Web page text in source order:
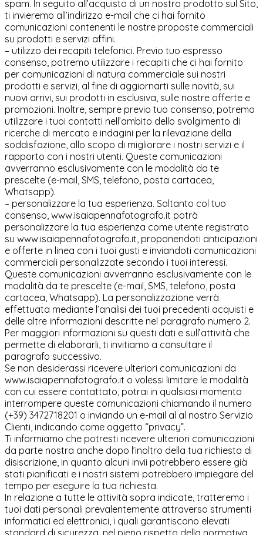
spam. In seguito all’acquisto di un nostro prodotto sul Sito,
ti invieremo all’indirizzo e-mail che ci hai fornito
comunicazioni contenenti le nostre proposte commerciali
su prodotti e servizi affini.
– utilizzo dei recapiti telefonici. Previo tuo espresso
consenso, potremo utilizzare i recapiti che ci hai fornito
per comunicazioni di natura commerciale sui nostri
prodotti e servizi, al fine di aggiornarti sulle novità, sui
nuovi arrivi, sui prodotti in esclusiva, sulle nostre offerte e
promozioni. Inoltre, sempre previo tuo consenso, potremo
utilizzare i tuoi contatti nell’ambito dello svolgimento di
ricerche di mercato e indagini per la rilevazione della
soddisfazione, allo scopo di migliorare i nostri servizi e il
rapporto con i nostri utenti. Queste comunicazioni
avverranno esclusivamente con le modalità da te
prescelte (e-mail, SMS, telefono, posta cartacea,
Whatsapp).
– personalizzare la tua esperienza. Soltanto col tuo
consenso, www.isaiapennafotografo.it potrà
personalizzare la tua esperienza come utente registrato
su www.isaiapennafotografo.it, proponendoti anticipazioni
e offerte in linea con i tuoi gusti e inviandoti comunicazioni
commerciali personalizzate secondo i tuoi interessi.
Queste comunicazioni avverranno esclusivamente con le
modalità da te prescelte (e-mail, SMS, telefono, posta
cartacea, Whatsapp). La personalizzazione verrà
effettuata mediante l’analisi dei tuoi precedenti acquisti e
delle altre informazioni descritte nel paragrafo numero 2.
Per maggiori informazioni su questi dati e sull’attività che
permette di elaborarli, ti invitiamo a consultare il
paragrafo successivo.
Se non desiderassi ricevere ulteriori comunicazioni da
www.isaiapennafotografo.it o volessi limitare le modalità
con cui essere contattato, potrai in qualsiasi momento
interrompere queste comunicazioni chiamando il numero
(+39) 3472718201 o inviando un e-mail al al nostro Servizio
Clienti, indicando come oggetto “privacy”.
Ti informiamo che potresti ricevere ulteriori comunicazioni
da parte nostra anche dopo l’inoltro della tua richiesta di
disiscrizione, in quanto alcuni invii potrebbero essere già
stati pianificati e i nostri sistemi potrebbero impiegare del
tempo per eseguire la tua richiesta.
In relazione a tutte le attività sopra indicate, tratteremo i
tuoi dati personali prevalentemente attraverso strumenti
informatici ed elettronici, i quali garantiscono elevati